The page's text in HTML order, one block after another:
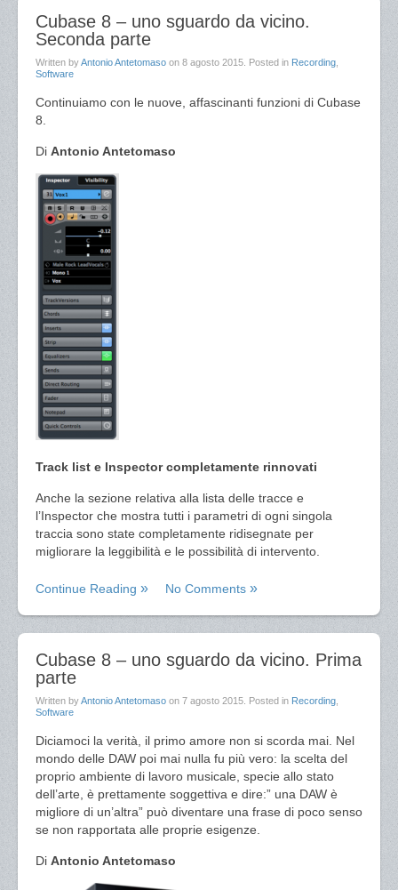
Cubase 8 – uno sguardo da vicino.
Seconda parte
Written byAntonio Antetomaso on 8 agosto 2015 . Posted in Recording
Software
Continuiamo con le nuove, affascinanti funzioni di Cubase
8.
Di Antonio Antetomaso
Track list e Inspector completamente rinnovati
Anche la sezione relativa alla lista delle tracce e
l’Inspector che mostra tutti i parametri di ogni singola
traccia sono state completamente ridisegnate per
migliorare la leggibilità e le possibilità di intervento.
Continue Reading No Comments
Cubase 8 – uno sguardo da vicino. Prima
parte
Written byAntonio Antetomaso on 7 agosto 2015 . Posted in Recording
Software
Diciamoci la verità, il primo amore non si scorda mai. Nel
mondo delle DAW poi mai nulla fu più vero: la scelta del
proprio ambiente di lavoro musicale, specie allo stato
dell’arte, è prettamente soggettiva e dire:” una DAW è
migliore di un’altra” può diventare una frase di poco senso
se non rapportata alle proprie esigenze.
Di Antonio Antetomaso